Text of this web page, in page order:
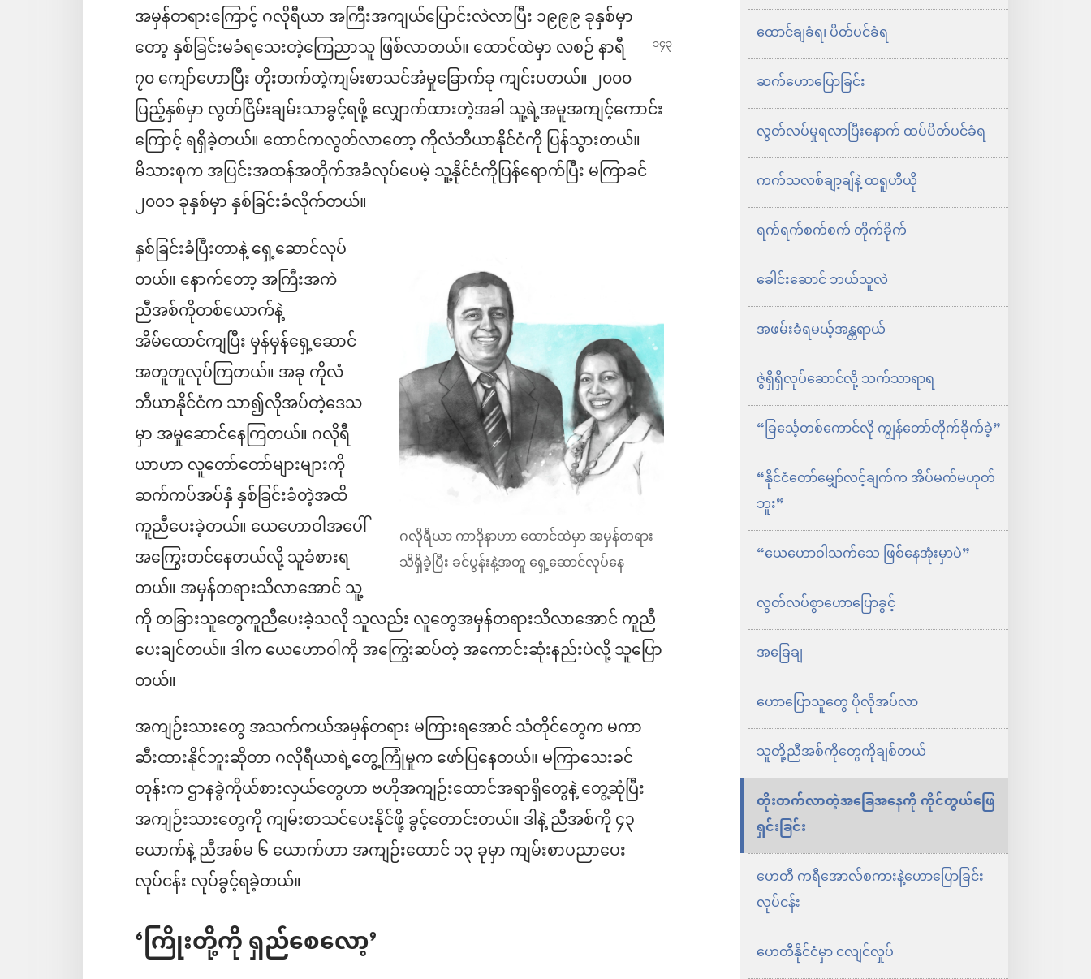
အမှန်တရားကြောင့် ဂလိုရီယာ အကြီးအကျယ်ပြောင်းလဲလာပြီး ၁၉၉၉ ခုနှစ်မှာ
တော့ နှစ်ခြင်းမခံရသေးတဲ့ကြေညာသူ ဖြစ်လာတယ်။ ထောင်ထဲမှာ လစဉ် နာရီ
၇၀ ကျော်ဟောပြီး တိုးတက်တဲ့ကျမ်းစာသင်အံမှုခြောက်ခု ကျင်းပတယ်။ ၂၀၀၀
ပြည့်နှစ်မှာ လွတ်ငြိမ်းချမ်းသာခွင့်ရဖို့ လျှောက်ထားတဲ့အခါ သူ့ရဲ့အမူအကျင့်ကောင်း
ကြောင့် ရရှိခဲ့တယ်။ ထောင်ကလွတ်လာတော့ ကိုလံဘီယာနိုင်ငံကို ပြန်သွားတယ်။
မိသားစုက အပြင်းအထန်အတိုက်အခံလုပ်ပေမဲ့ သူ့နိုင်ငံကိုပြန်ရောက်ပြီး မကြာခင်
၂၀၀၁ ခုနှစ်မှာ နှစ်ခြင်းခံလိုက်တယ်။
ဂလိုရီယာ ကာဒိုနာဟာ ထောင်ထဲမှာ အမှန်တရား
သိရှိခဲ့ပြီး ခင်ပွန်းနဲ့အတူ ရှေ့ဆောင်လုပ်နေ
နှစ်ခြင်းခံပြီးတာနဲ့ ရှေ့ဆောင်လုပ်
တယ်။ နောက်တော့ အကြီးအကဲ
ညီအစ်ကိုတစ်ယောက်နဲ့
အိမ်ထောင်ကျပြီး မှန်မှန်ရှေ့ဆောင်
အတူတူလုပ်ကြတယ်။ အခု ကိုလံ
ဘီယာနိုင်ငံက သာ၍လိုအပ်တဲ့ဒေသ
မှာ အမှုဆောင်နေကြတယ်။ ဂလိုရီ
ယာဟာ လူတော်တော်များများကို
ဆက်ကပ်အပ်နှံ နှစ်ခြင်းခံတဲ့အထိ
ကူညီပေးခဲ့တယ်။ ယေဟောဝါအပေါ်
အကြွေးတင်နေတယ်လို့ သူခံစားရ
တယ်။ အမှန်တရားသိလာအောင် သူ့
ကို တခြားသူတွေကူညီပေးခဲ့သလို သူလည်း လူတွေအမှန်တရားသိလာအောင် ကူညီ
ပေးချင်တယ်။ ဒါက ယေဟောဝါကို အကြွေးဆပ်တဲ့ အကောင်းဆုံးနည်းပဲလို့ သူပြော
တယ်။
အကျဉ်းသားတွေ အသက်ကယ်အမှန်တရား မကြားရအောင် သံတိုင်တွေက မကာ
ဆီးထားနိုင်ဘူးဆိုတာ ဂလိုရီယာရဲ့တွေ့ကြုံမှုက ဖော်ပြနေတယ်။ မကြာသေးခင်
တုန်းက ဌာနခွဲကိုယ်စားလှယ်တွေဟာ ဗဟိုအကျဉ်းထောင်အရာရှိတွေနဲ့ တွေ့ဆုံပြီး
အကျဉ်းသားတွေကို ကျမ်းစာသင်ပေးနိုင်ဖို့ ခွင့်တောင်းတယ်။ ဒါနဲ့ ညီအစ်ကို ၄၃
ယောက်နဲ့ ညီအစ်မ ၆ ယောက်ဟာ အကျဉ်းထောင် ၁၃ ခုမှာ ကျမ်းစာပညာပေး
လုပ်ငန်း လုပ်ခွင့်ရခဲ့တယ်။
‘ကြိုးတို့ကို ရှည်စေလော့’
ထောင်ချခံရ၊ ပိတ်ပင်ခံရ
ဆက်ဟောပြောခြင်း
လွတ်လပ်မှုရလာပြီးနောက် ထပ်ပိတ်ပင်ခံရ
ကက်သလစ်ချာ့ချ်နဲ့ ထရူဟီယို
ရက်ရက်စက်စက် တိုက်ခိုက်
ခေါင်းဆောင် ဘယ်သူလဲ
အဖမ်းခံရမယ့်အန္တရာယ်
ဇွဲရှိရှိလုပ်ဆောင်လို့ သက်သာရာရ
“ခြင်္သေ့တစ်ကောင်လို ကျွန်တော်တိုက်ခိုက်ခဲ့”
“နိုင်ငံတော်မျှော်လင့်ချက်က အိပ်မက်မဟုတ်
ဘူး”
“ယေဟောဝါသက်သေ ဖြစ်နေအုံးမှာပဲ”
လွတ်လပ်စွာဟောပြောခွင့်
အခြေချ
ဟောပြောသူတွေ ပိုလိုအပ်လာ
သူတို့ညီအစ်ကိုတွေကိုချစ်တယ်
တိုးတက်လာတဲ့အခြေအနေကို ကိုင်တွယ်ဖြေ
ရှင်းခြင်း
ဟေတီ ကရီအောလ်စကားနဲ့ဟောပြောခြင်း
လုပ်ငန်း
ဟေတီနိုင်ငံမှာ ငလျင်လှုပ်